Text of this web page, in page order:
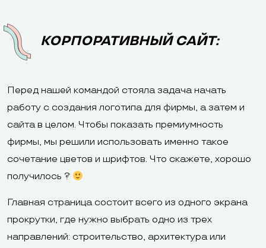
КОРПОРАТИВНЫЙ САЙТ:
Перед нашей командой стояла задача начать
работу с создания логотипа для фирмы, а затем и
сайта в целом. Чтобы показать премиумность
фирмы, мы решили использовать именно такое
сочетание цветов и шрифтов. Что скажете, хорошо
получилось ?
Главная страница состоит всего из одного экрана
прокрутки, где нужно выбрать одно из трех
направлений: строительство, архитектура или